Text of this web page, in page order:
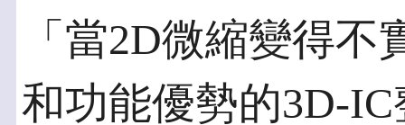
「當2D微縮變得
和功能優勢的3D-